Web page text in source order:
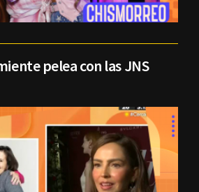
pelea con las JNS